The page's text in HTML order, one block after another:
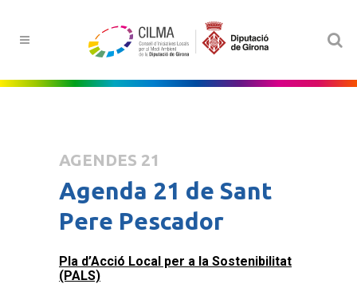
AGENDES 21
Agenda 21 de Sant
Pere Pescador
Pla d’Acció Local per a la Sostenibilitat
(PALS)